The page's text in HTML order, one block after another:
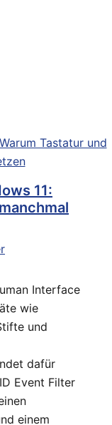
11:
Interface
wie
und
dafür
Event Filter
einem